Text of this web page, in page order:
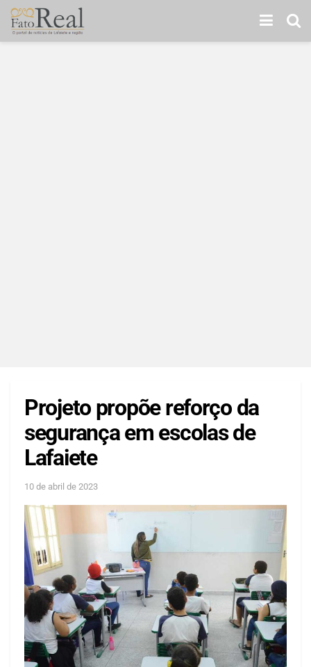
Projeto propõe reforço da
segurança em escolas de
Lafaiete
10 de abril de 2023